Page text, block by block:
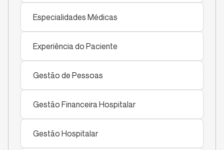
Especialidades Médicas
Experiência do Paciente
Gestão de Pessoas
Gestão Financeira Hospitalar
Gestão Hospitalar